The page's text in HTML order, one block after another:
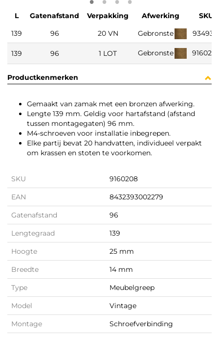
L Gatenafstand Verpakking Afwerking
SKU
139
96 20 VN Gebronste
139 96 1 LOT Gebronste
Productkenmerken
Gemaakt van zamak met een bronzen afwerking.
Lengte 139 mm. Geldig voor hartafstand (afstand
tussen montagegaten) 96 mm.
M4-schroeven voor installatie inbegrepen.
Elke partij bevat 20 handvatten, individueel verpakt
om krassen en stoten te voorkomen.
SKU 9160208
EAN 8432393002279
Gatenafstand 96
Lengtegraad 139
Hoogte 25 mm
Breedte 14 mm
Type Meubelgreep
Model Vintage
Montage Schroefverbinding